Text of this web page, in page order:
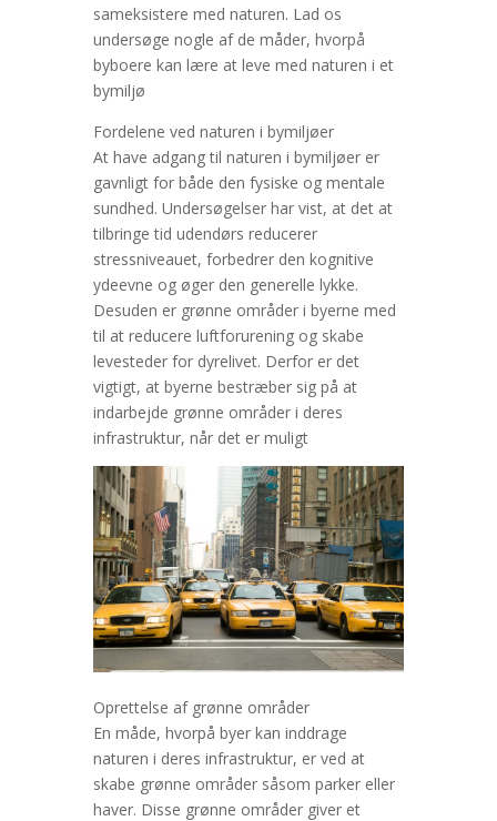
sameksistere med naturen. Lad os
undersøge nogle af de måder, hvorpå
byboere kan lære at leve med naturen i et
bymiljø
Fordelene ved naturen i bymiljøer
At have adgang til naturen i bymiljøer er
gavnligt for både den fysiske og mentale
sundhed. Undersøgelser har vist, at det at
tilbringe tid udendørs reducerer
stressniveauet, forbedrer den kognitive
ydeevne og øger den generelle lykke.
Desuden er grønne områder i byerne med
til at reducere luftforurening og skabe
levesteder for dyrelivet. Derfor er det
vigtigt, at byerne bestræber sig på at
indarbejde grønne områder i deres
infrastruktur, når det er muligt
Oprettelse af grønne områder
En måde, hvorpå byer kan inddrage
naturen i deres infrastruktur, er ved at
skabe grønne områder såsom parker eller
haver. Disse grønne områder giver et